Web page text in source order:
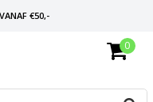
€50,-
BEDENKTIJD
0